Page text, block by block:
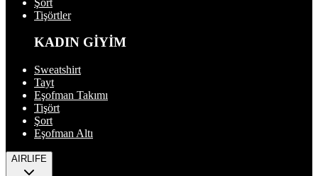
Tişörtler
KADIN GİYİM
Sweatshirt
Tayt
Eşofman Takımı
Tişört
Şort
Eşofman Altı
AIRLIFE